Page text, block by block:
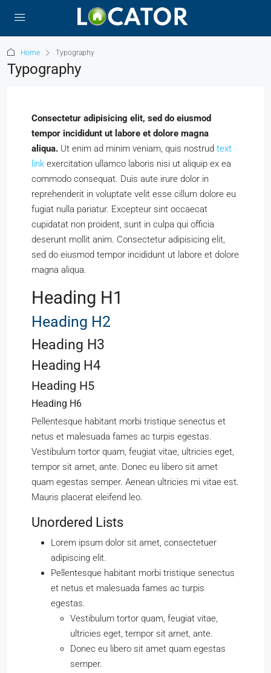
Home Typography
Typography
Consectetur adipisicing elit, sed do eiusmod
tempor incididunt ut labore et dolore magna
aliqua. Ut enim ad minim veniam, quis nostrud text
link exercitation ullamco laboris nisi ut aliquip ex ea
commodo consequat. Duis aute irure dolor in
reprehenderit in voluptate velit esse cillum dolore eu
fugiat nulla pariatur. Excepteur sint occaecat
cupidatat non proident, sunt in culpa qui officia
deserunt mollit anim. Consectetur adipisicing elit,
sed do eiusmod tempor incididunt ut labore et dolore
magna aliqua.
Heading H1
Heading H2
Heading H3
Heading H4
Heading H5
Heading H6
Pellentesque habitant morbi tristique senectus et
netus et malesuada fames ac turpis egestas.
Vestibulum tortor quam, feugiat vitae, ultricies eget,
tempor sit amet, ante. Donec eu libero sit amet
quam egestas semper. Aenean ultricies mi vitae est.
Mauris placerat eleifend leo.
Unordered Lists
Lorem ipsum dolor sit amet, consectetuer
adipiscing elit.
Pellentesque habitant morbi tristique senectus
et netus et malesuada fames ac turpis
egestas.
Vestibulum tortor quam, feugiat vitae,
ultricies eget, tempor sit amet, ante.
Donec eu libero sit amet quam egestas
semper.